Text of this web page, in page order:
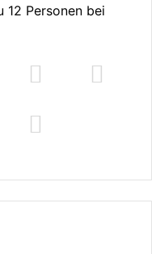
12 Personen bei